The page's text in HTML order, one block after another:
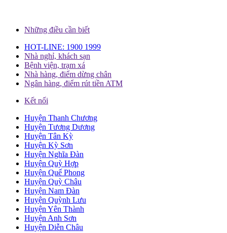
Những điều cần biết
HOT-LINE: 1900 1999
Nhà nghỉ, khách sạn
Bệnh viện, trạm xá
Nhà hàng, điểm dừng chân
Ngân hàng, điểm rút tiền ATM
Kết nối
Huyện Thanh Chương
Huyện Tương Dương
Huyện Tân Kỳ
Huyện Kỳ Sơn
Huyện Nghĩa Đàn
Huyện Quỳ Hợp
Huyện Quế Phong
Huyện Quỳ Châu
Huyện Nam Đàn
Huyện Quỳnh Lưu
Huyện Yên Thành
Huyện Anh Sơn
Huyện Diễn Châu